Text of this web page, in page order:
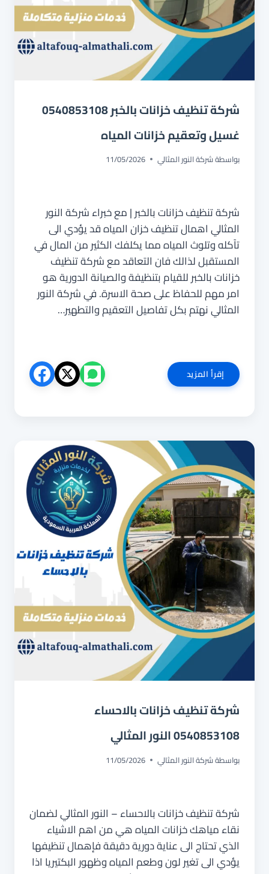
شركة تنظيف خزانات بالخبر 0540853108
غسيل وتعقيم خزانات المياه
بواسطةشركة النور المثالي 11/05/2026
شركة تنظيف خزانات بالخبر | مع خبراء شركة النور
المثالي اهمال تنظيف خزان المياه قد يؤدي الى
تآكله وتلوث المياه مما يكلفك الكثير من المال في
المستقبل لذالك فان التعاقد مع شركة تنظيف
خزانات بالخبر للقيام بتنظيفة والصيانة الدورية هو
امر مهم للحفاظ على صحة الاسرة. في شركة النور
المثالي نهتم بكل تفاصيل التعقيم والتطهير…
إقرأ المزيدشركة
تنظيف
وتعقيم
خزانات
المياه
شركة تنظيف خزانات بالاحساء
0540853108 النور المثالي
بواسطةشركة النور المثالي 11/05/2026
شركة تنظيف خزانات بالاحساء – النور المثالي لضمان
نقاء مياهك خزانات المياه هي من اهم الاشياء
الذي تحتاج الى عناية دورية دقيقة فإهمال تنظيفها
يؤدي الى تغير لون وطعم المياه وظهور البكتيريا اذا